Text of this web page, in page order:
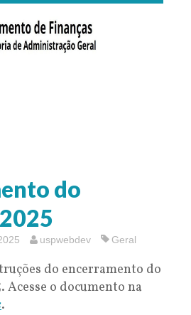
do
uspwebdev Geral
do encerramento do
Acesse o documento na
.